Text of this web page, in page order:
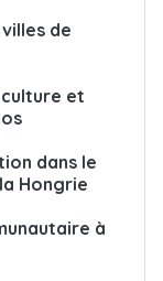
de
et
dans le
Hongrie
à